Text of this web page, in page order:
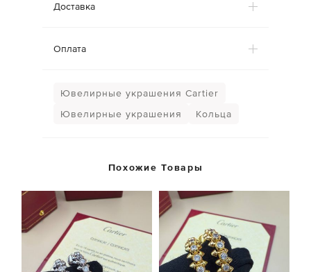
Доставка
Оплата
Ювелирные украшения Cartier
Ювелирные украшения
Кольца
Похожие Товары